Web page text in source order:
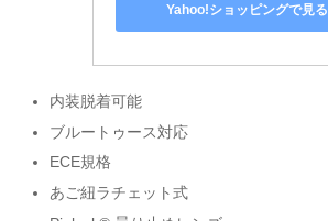
Yahoo!ショッピングで見る
内装脱着可能
ブルートゥース対応
ECE規格
あご紐ラチェット式